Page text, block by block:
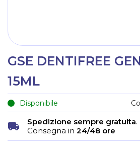
GSE DENTIFREE
15ML
Disponibile
Spedizione sempre gratuita.
Consegna in 24/48 ore